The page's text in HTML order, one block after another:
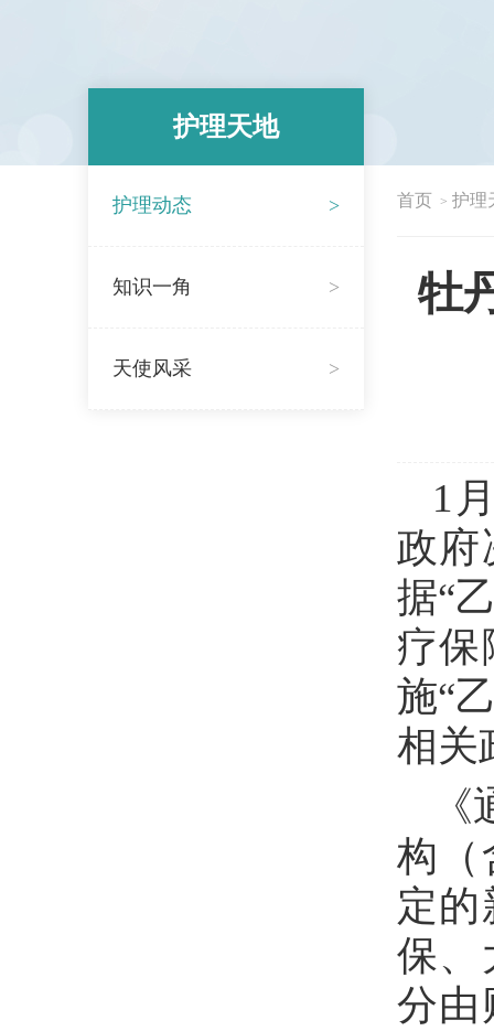
护理天地
护理动态 >
知识一角 >
天使风采 >
首页 > 护理
牡
1
政府
据“
疗保
施“
相
构（
定
保、
分由